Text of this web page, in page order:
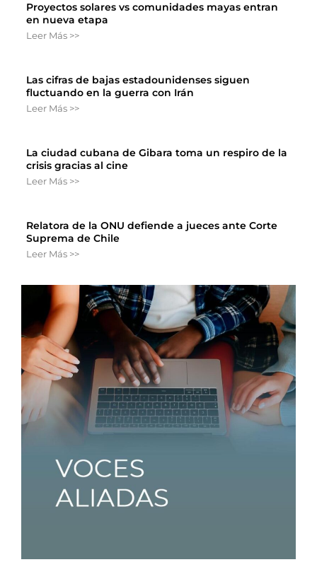
Proyectos solares vs comunidades mayas entran
en nueva etapa
Leer Más >>
Las cifras de bajas estadounidenses siguen
fluctuando en la guerra con Irán
Leer Más >>
La ciudad cubana de Gibara toma un respiro de la
crisis gracias al cine
Leer Más >>
Relatora de la ONU defiende a jueces ante Corte
Suprema de Chile
Leer Más >>